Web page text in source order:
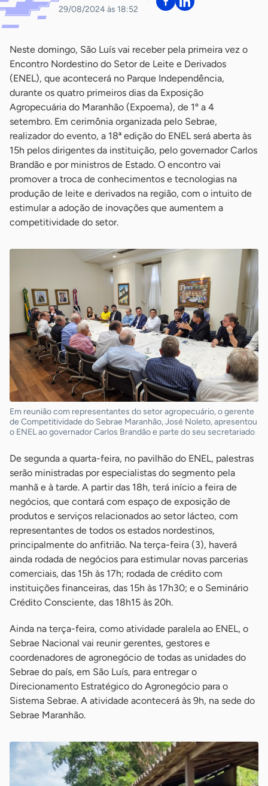
29/08/2024 às 18:52
Neste domingo, São Luís vai receber pela primeira vez o
Encontro Nordestino do Setor de Leite e Derivados
(ENEL), que acontecerá no Parque Independência,
durante os quatro primeiros dias da Exposição
Agropecuária do Maranhão (Expoema), de 1º a 4
setembro. Em cerimônia organizada pelo Sebrae,
realizador do evento, a 18ª edição do ENEL será aberta às
15h pelos dirigentes da instituição, pelo governador Carlos
Brandão e por ministros de Estado. O encontro vai
promover a troca de conhecimentos e tecnologias na
produção de leite e derivados na região, com o intuito de
estimular a adoção de inovações que aumentem a
competitividade do setor.
Em reunião com representantes do setor agropecuário, o gerente
de Competitividade do Sebrae Maranhão, José Noleto, apresentou
o ENEL ao governador Carlos Brandão e parte do seu secretariado
De segunda a quarta-feira, no pavilhão do ENEL, palestras
serão ministradas por especialistas do segmento pela
manhã e à tarde. A partir das 18h, terá início a feira de
negócios, que contará com espaço de exposição de
produtos e serviços relacionados ao setor lácteo, com
representantes de todos os estados nordestinos,
principalmente do anfitrião. Na terça-feira (3), haverá
ainda rodada de negócios para estimular novas parcerias
comerciais, das 15h às 17h; rodada de crédito com
instituições financeiras, das 15h às 17h30; e o Seminário
Crédito Consciente, das 18h15 às 20h.
Ainda na terça-feira, como atividade paralela ao ENEL, o
Sebrae Nacional vai reunir gerentes, gestores e
coordenadores de agronegócio de todas as unidades do
Sebrae do país, em São Luís, para entregar o
Direcionamento Estratégico do Agronegócio para o
Sistema Sebrae. A atividade acontecerá às 9h, na sede do
Sebrae Maranhão.